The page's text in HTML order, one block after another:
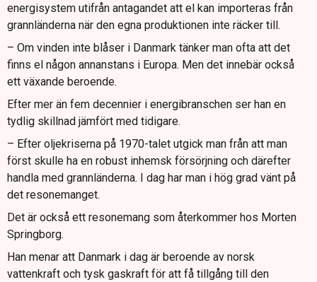
energisystem utifrån antagandet att el kan importeras från
grannländerna när den egna produktionen inte räcker till.
– Om vinden inte blåser i Danmark tänker man ofta att det
finns el någon annanstans i Europa. Men det innebär också
ett växande beroende.
Efter mer än fem decennier i energibranschen ser han en
tydlig skillnad jämfört med tidigare.
– Efter oljekriserna på 1970-talet utgick man från att man
först skulle ha en robust inhemsk försörjning och därefter
handla med grannländerna. I dag har man i hög grad vänt på
det resonemanget.
Det är också ett resonemang som återkommer hos Morten
Springborg.
Han menar att Danmark i dag är beroende av norsk
vattenkraft och tysk gaskraft för att få tillgång till den